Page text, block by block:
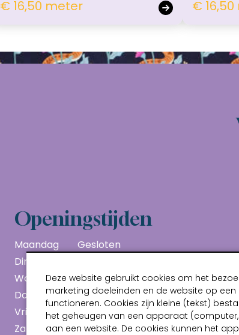
€ 16,50 meter €
Openingstijden
Maandag
Gesloten
Dinsdag
Woensdag
10:00 - 17:00
Donderdag
10:00 - 17:00
Vrijdag
10:00 - 17:00
Zaterdag
10:00 - 17:00
Deze website gebruikt cookies om het
marketing doeleinden en de website op een
functioneren. Cookies zijn kleine (tekst)
het geheugen van een apparaat
aan een website. De cookies kunnen het